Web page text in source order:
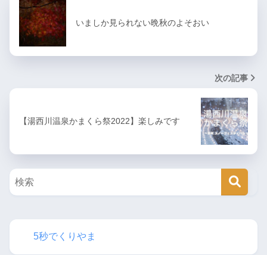
いましか見られない晩秋のよそおい
次の記事
【湯西川温泉かまくら祭2022】楽しみです
5秒でくりやま